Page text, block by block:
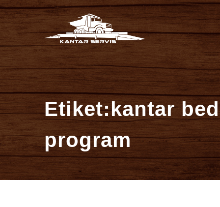
İçeriğe
atla
Kantar
Etiket:kantar
program